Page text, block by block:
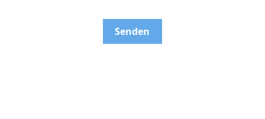
Senden